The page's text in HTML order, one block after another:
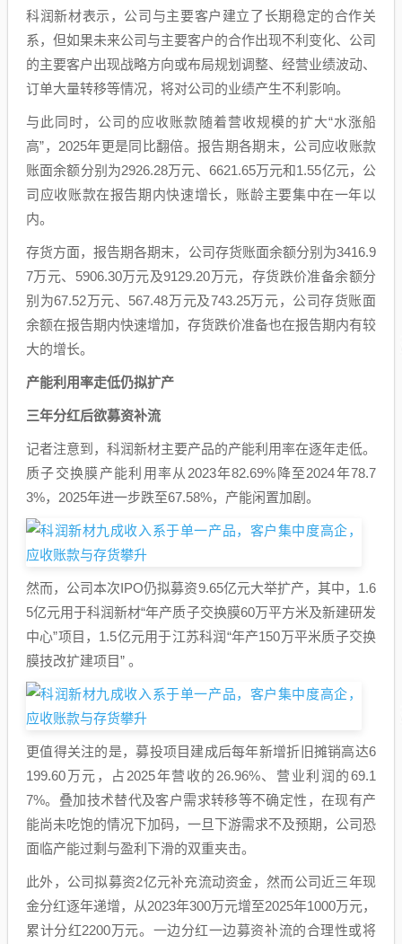
科润新材表示，公司与主要客户建立了长期稳定的合作关
系，但如果未来公司与主要客户的合作出现不利变化、公司
的主要客户出现战略方向或布局规划调整、经营业绩波动、
订单大量转移等情况，将对公司的业绩产生不利影响。
与此同时，公司的应收账款随着营收规模的扩大“水涨船
高”，2025年更是同比翻倍。报告期各期末，公司应收账款
账面余额分别为2926.28万元、6621.65万元和1.55亿元，公
司应收账款在报告期内快速增长，账龄主要集中在一年以
内。
存货方面，报告期各期末，公司存货账面余额分别为3416.9
7万元、5906.30万元及9129.20万元，存货跌价准备余额分
别为67.52万元、567.48万元及743.25万元，公司存货账面
余额在报告期内快速增加，存货跌价准备也在报告期内有较
大的增长。
产能利用率走低仍拟扩产
三年分红后欲募资补流
记者注意到，科润新材主要产品的产能利用率在逐年走低。
质子交换膜产能利用率从2023年82.69%降至2024年78.7
3%，2025年进一步跌至67.58%，产能闲置加剧。
然而，公司本次IPO仍拟募资9.65亿元大举扩产，其中，1.6
5亿元用于科润新材“年产质子交换膜60万平方米及新建研发
中心”项目，1.5亿元用于江苏科润“年产150万平米质子交换
膜技改扩建项目” 。
更值得关注的是，募投项目建成后每年新增折旧摊销高达6
199.60万元，占2025年营收的26.96%、营业利润的69.1
7%。叠加技术替代及客户需求转移等不确定性，在现有产
能尚未吃饱的情况下加码，一旦下游需求不及预期，公司恐
面临产能过剩与盈利下滑的双重夹击。
此外，公司拟募资2亿元补充流动资金，然而公司近三年现
金分红逐年递增，从2023年300万元增至2025年1000万元，
累计分红2200万元。一边分红一边募资补流的合理性或将